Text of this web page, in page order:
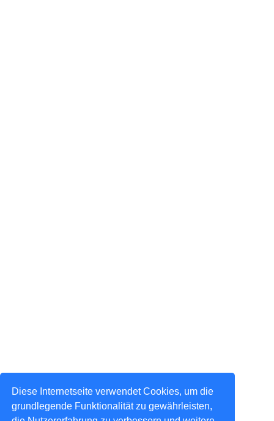
Diese Internetseite verwendet Cookies, um die
grundlegende Funktionalität zu gewährleisten,